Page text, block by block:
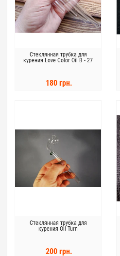
Стеклянная трубка для
курения Love Color Oil В - 27
мм. Ш - 15 мм.
180 грн.
Стеклянная трубка для
курения Oil Turn
200 грн.